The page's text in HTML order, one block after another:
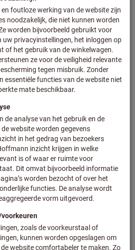
vanaf
€ 17,85
Excl. BTWExcl. verzendkosten
Naar de varianten
Set adembeschermingsmaskers,
vouwbaar
Artikelnummer: 097162
Leverbaar
4 varianten
vanaf
€ 16,95
Naar de varianten